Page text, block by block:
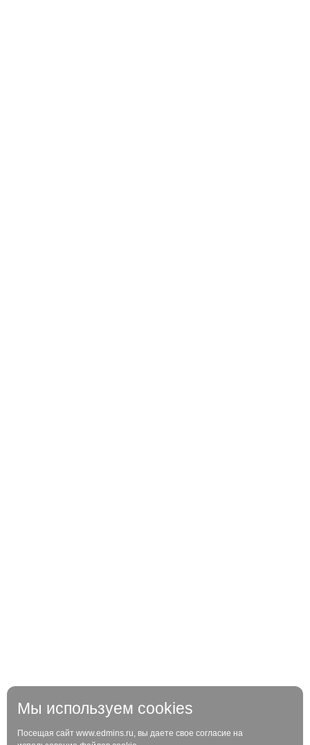
Мы используем cookies
Посещая сайт www.edmins.ru, вы даете свое согласие на